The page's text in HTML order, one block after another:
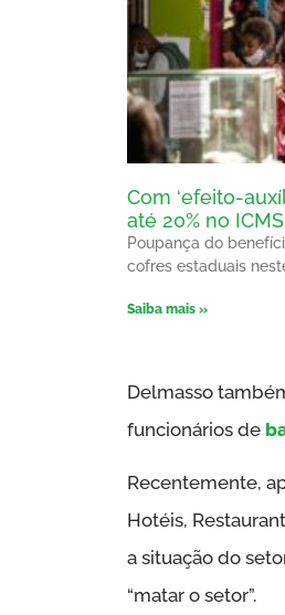
Com ‘efeito-
até 20% no ICMS
Poupança do
cofres estaduais
Saiba mais »
Delmasso
funcionários de
Recentemente,
Hotéis,
a situação do
“matar o setor”.